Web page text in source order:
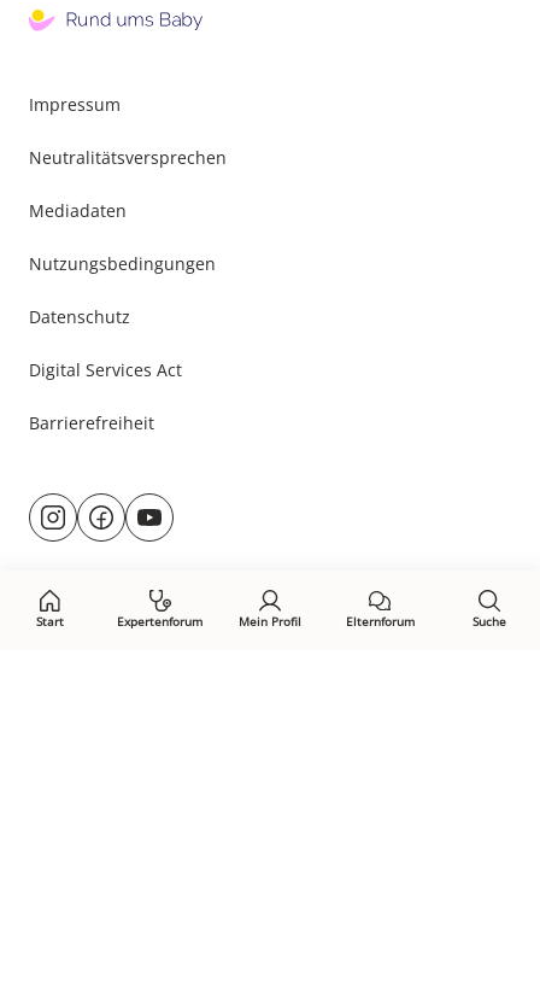
Start Expertenforum Mein Profil Elternforum Suche
Impressum
Neutralitätsversprechen
Mediadaten
Nutzungsbedingungen
Datenschutz
Digital Services Act
Barrierefreiheit
Besuche
uns@rund.ums.baby
facebook.com/rundumsbaby.de
youtube.com/@rundumsbaby_